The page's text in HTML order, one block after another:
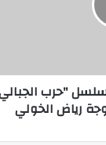
"حرب
رياض الخولي